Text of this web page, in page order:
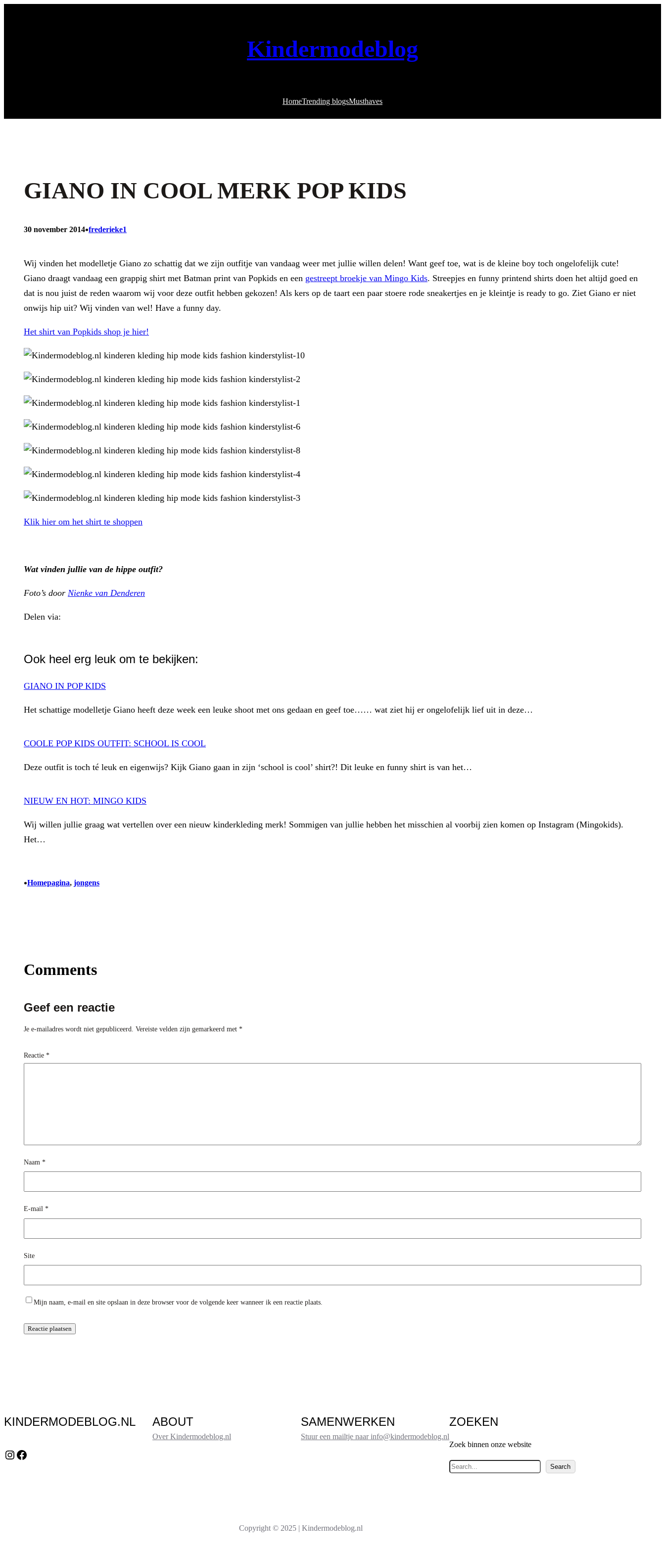
Kindermodeblog
HomeTrending blogsMusthaves
GIANO IN COOL MERK POP KIDS
30 november 2014•frederieke1
Wij vinden het modelletje Giano zo schattig dat we zijn outfitje van vandaag weer met jullie willen delen! Want geef toe, wat is de kleine boy toch ongelofelijk cute!
Giano draagt vandaag een grappig shirt met Batman print van Popkids en een gestreept broekje van Mingo Kids. Streepjes en funny printend shirts doen het altijd goed en
dat is nou juist de reden waarom wij voor deze outfit hebben gekozen! Als kers op de taart een paar stoere rode sneakertjes en je kleintje is ready to go. Ziet Giano er niet
onwijs hip uit? Wij vinden van wel! Have a funny day.
Het shirt van Popkids shop je hier!
Klik hier om het shirt te shoppen
Wat vinden jullie van de hippe outfit?
Foto’s door Nienke van Denderen
Delen via:
Ook heel erg leuk om te bekijken:
GIANO IN POP KIDS
Het schattige modelletje Giano heeft deze week een leuke shoot met ons gedaan en geef toe…… wat ziet hij er ongelofelijk lief uit in deze…
COOLE POP KIDS OUTFIT: SCHOOL IS COOL
Deze outfit is toch té leuk en eigenwijs? Kijk Giano gaan in zijn ‘school is cool’ shirt?! Dit leuke en funny shirt is van het…
NIEUW EN HOT: MINGO KIDS
Wij willen jullie graag wat vertellen over een nieuw kinderkleding merk! Sommigen van jullie hebben het misschien al voorbij zien komen op Instagram (Mingokids).
Het…
•Homepagina, jongens
Comments
Geef een reactie
Je e-mailadres wordt niet gepubliceerd. Vereiste velden zijn gemarkeerd met *
Reactie *
Naam *
E-mail *
Site
Mijn naam, e-mail en site opslaan in deze browser voor de volgende keer wanneer ik een reactie plaats.
KINDERMODEBLOG.NL
Instagram Facebook
ABOUT
Over Kindermodeblog.nl
SAMENWERKEN
Stuur een mailtje naar info@kindermodeblog.nl
ZOEKEN
Zoek binnen onze website
Z
Search
Copyright © 2025 | Kindermodeblog.nl